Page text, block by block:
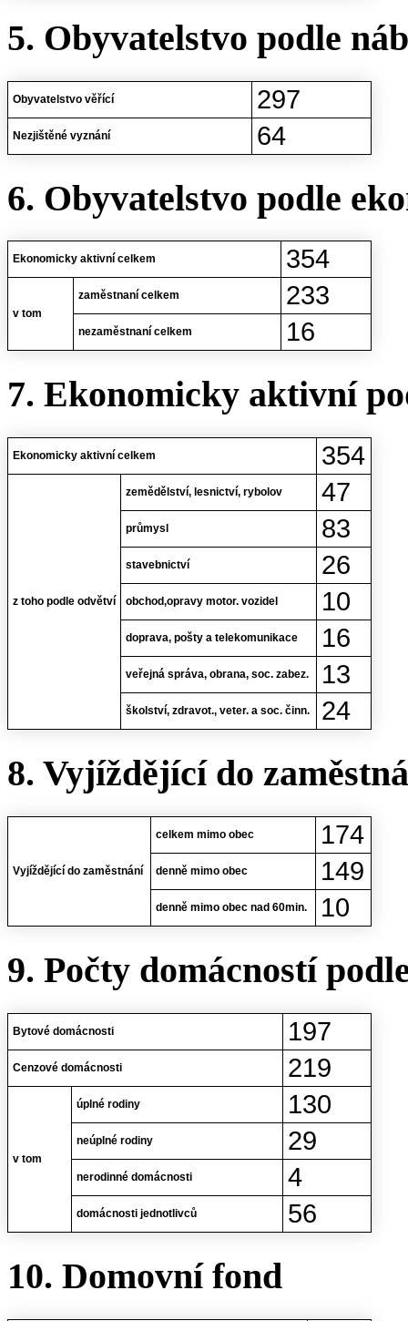
5. Obyvatelstvo podle
Obyvatelstvo věřící 297
Nezjištěné vyznání 64
6. Obyvatelstvo podle
Ekonomicky aktivní celkem 354
v tom
zaměstnaní celkem 233
nezaměstnaní celkem 16
7. Ekonomicky aktivní
Ekonomicky aktivní celkem 354
z toho podle odvětví
zemědělství, lesnictví, rybolov 47
průmysl 83
stavebnictví 26
obchod,opravy motor. vozidel 10
doprava, pošty a telekomunikace 16
veřejná správa, obrana, soc. zabez. 13
školství, zdravot., veter. a soc. činn. 24
8. Vyjíždějící do
Vyjíždějící do zaměstnání
celkem mimo obec 174
denně mimo obec 149
denně mimo obec nad 60min. 10
9. Počty domácností
Bytové domácnosti 197
Cenzové domácnosti 219
v tom
úplné rodiny 130
neúplné rodiny 29
nerodinné domácnosti 4
domácnosti jednotlivců 56
10. Domovní fond